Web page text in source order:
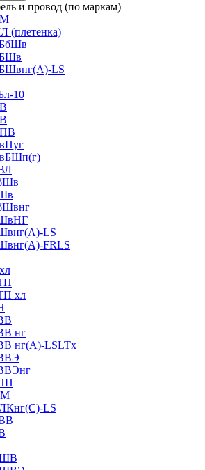
и провод (по маркам)
(плетенка)
LS
10
LS
FRLS
хл
нг
нг(А)-LSLTx
LS